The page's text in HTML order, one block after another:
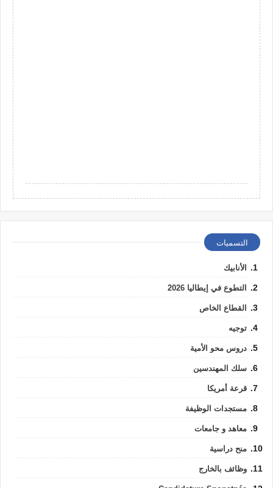
التسميات
الأنابيك
التطوع في إيطاليا 2026
القطاع الخاص
توجيه
دروس محو الأمية
سلك المهندسين
قرعة أمريكا
مستجدات الوظيفة
معاهد و جامعات
منح دراسية
وظائف بالخارج